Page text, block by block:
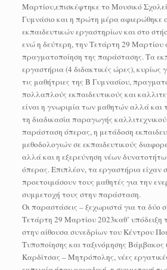
Μαρτίου,επισκέφτηκε το Μουσικό
Γυμνάσιο και η πρώτη μέρα αφιερώθηκε
εκπαιδευτικών εργαστηρίων και στο
ενώ η δεύτερη, την Τετάρτη 29 Μαρτίου
πραγματοποίηση της παράστασης. Τα
εργαστήρια (4 διδακτικές ώρες), κυρίως
τις μαθήτριες της Β Γυμνασίου,
πολλαπλούς εκπαιδευτικούς και
είναι η γνωριμία των μαθητών αλλά και
τη διαδικασία παραγωγής
παράσταση όπερας, η μετάδοση
μεθοδολογιών σε εκπαιδευτικούς
αλλά και η εξερεύνηση νέων
όπερας. Επιπλέον, τα εργαστήρια είχαν
προετοιμάσουν τους μαθητές για την
συμμετοχή τους στην παράσταση.
Οι παραστάσεις – ξεχωριστά για τα δύο
Τετάρτη 29 Μαρτίου 2023καθ’ υπόδειξη
στην αίθουσα συνεδρίων του Κέντρου
Τυποποίησης και ταξινόμησης Βάμβακος
Καρδίτσας – Μητρόπολης, νέες